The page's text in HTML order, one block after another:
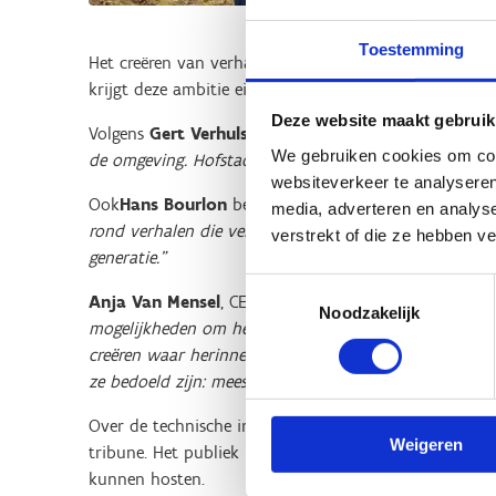
Toestemming
Deze website maakt
We gebruiken cookies om
websiteverkeer te
media, adverteren en
verstrekt of die ze hebben
Noodzakelijk
Weigeren
Het creëren van verhalen en beleving zit in het DNA
krijgt deze ambitie eindelijk concrete vorm.
Volgens Gert Verhulst is deze stap een logisch
de omgeving. Hofstade biedt ons die ruimte.”
OokHans Bourlon benadrukt het ondernemende
rond verhalen die verbinden. We geloven sterk in de
generatie.”
Anja Van Mensel, CEO van Studio 100 Benelux kijkt
mogelijkheden om het publiek met open armen te
creëren waar herinneringen ontstaan en waar we
ze bedoeld zijn: meeslepend, spectaculair en altijd
Over de technische invulling wordt op dit moment
tribune. Het publiek mag zich verwachten aan
kunnen hosten.